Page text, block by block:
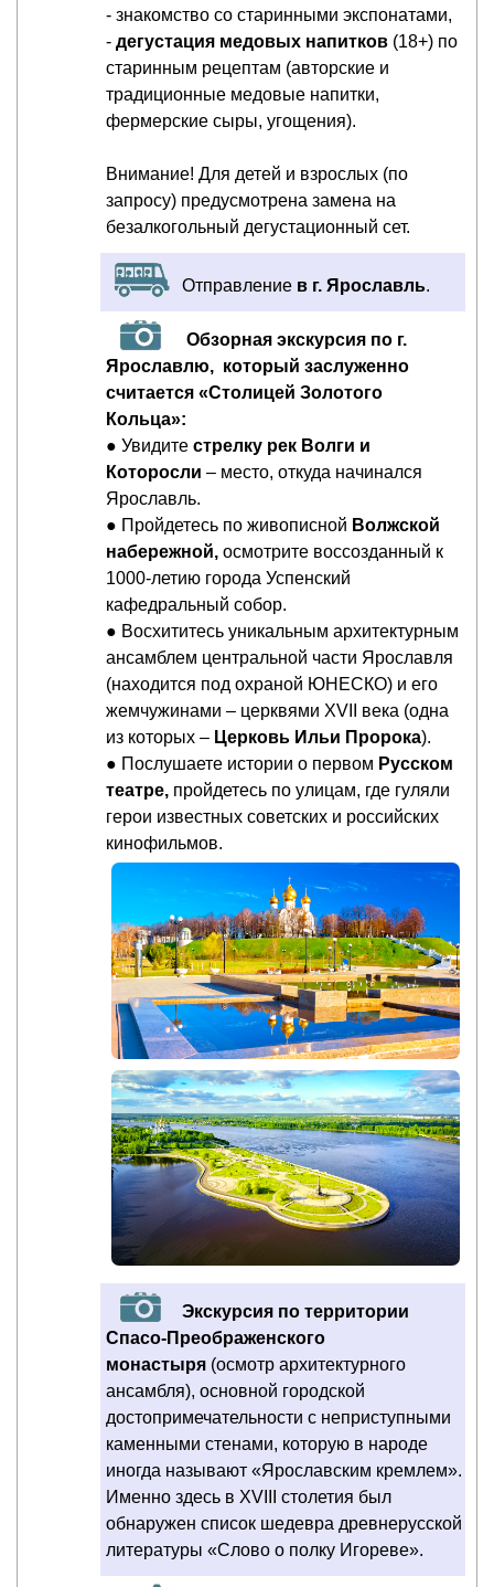
- знакомство со старинными экспонатами,
- дегустация медовых напитков (18+) по
старинным рецептам (авторские и
традиционные медовые напитки,
фермерские сыры, угощения).
Внимание! Для детей и взрослых (по
запросу) предусмотрена замена на
безалкогольный дегустационный сет.
Отправление в г. Ярославль.
Обзорная экскурсия по г.
Ярославлю, который заслуженно
считается «Столицей Золотого
Кольца»:
● Увидите стрелку рек Волги и
Которосли – место, откуда начинался
Ярославль.
● Пройдетесь по живописной Волжской
набережной, осмотрите воссозданный к
1000-летию города Успенский
кафедральный собор.
● Восхититесь уникальным архитектурным
ансамблем центральной части Ярославля
(находится под охраной ЮНЕСКО) и его
жемчужинами – церквями XVII века (одна
из которых – Церковь Ильи Пророка).
● Послушаете истории о первом Русском
театре, пройдетесь по улицам, где гуляли
герои известных советских и российских
кинофильмов.
Экскурсия по территории
Спасо-Преображенского
монастыря (осмотр архитектурного
ансамбля), основной городской
достопримечательности с неприступными
каменными стенами, которую в народе
иногда называют «Ярославским кремлем».
Именно здесь в XVIII столетия был
обнаружен список шедевра древнерусской
литературы «Слово о полку Игореве».